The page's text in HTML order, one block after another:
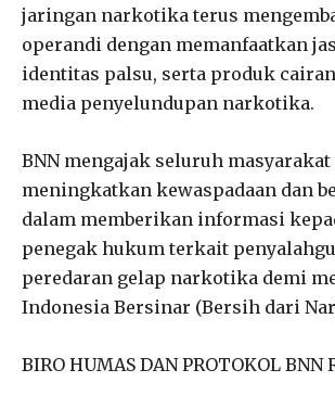
jaringan narkotika terus
operandi dengan memanfaatkan
identitas palsu, serta produk cairan
media penyelundupan narkotika.
BNN mengajak seluruh
meningkatkan kewaspadaan dan
dalam memberikan informasi
penegak hukum terkait
peredaran gelap narkotika demi
Indonesia Bersinar (Bersih dari
BIRO HUMAS DAN PROTOKOL BNN